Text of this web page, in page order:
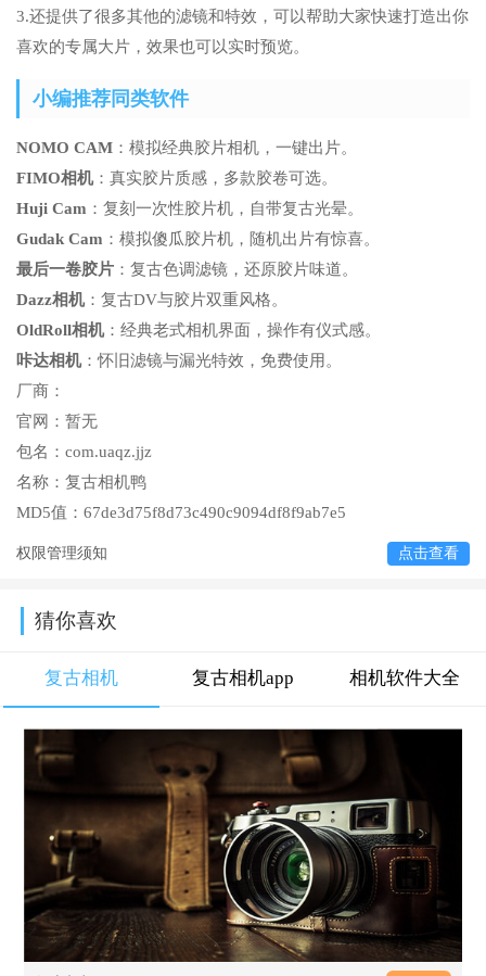
3.还提供了很多其他的滤镜和特效，可以帮助大家快速打造出你
喜欢的专属大片，效果也可以实时预览。
小编推荐同类软件
NOMO CAM ：模拟经典胶片相机，一键出片。
FIMO相机：真实胶片质感，多款胶卷可选。
Huji Cam ：复刻一次性胶片机，自带复古光晕。
Gudak Cam ：模拟傻瓜胶片机，随机出片有惊喜。
最后一卷胶片 ：复古色调滤镜，还原胶片味道。
Dazz相机：复古DV与胶片双重风格。
OldRoll相机：经典老式相机界面，操作有仪式感。
咔达相机：怀旧滤镜与漏光特效，免费使用。
厂商：
官网： 暂无
包名： com.uaqz.jjz
名称： 复古相机鸭
MD5值： 67de3d75f8d73c490c9094df8f9ab7e5
权限管理须知 点击查看
猜你喜欢
复古相机 复古相机app 相机软件大全